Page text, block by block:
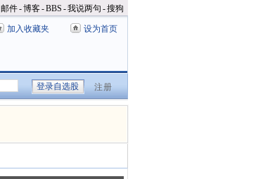
邮件-博客-BBS -我说两句 -搜狗
加入收藏夹 设为首页
注册